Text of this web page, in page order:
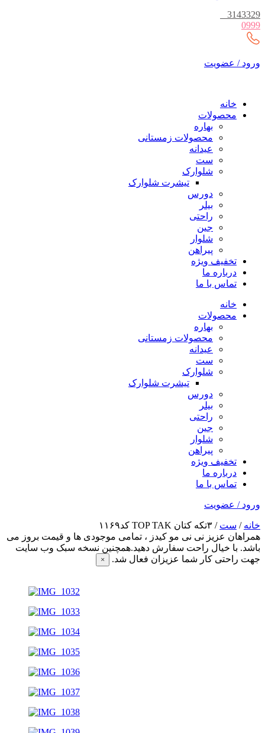
3143329
0999
ورود / عضویت
خانه
محصولات
بهاره
محصولات زمستانی
عیدانه
ست
شلوارک
تیشرت شلوارک
دورس
بیلر
راحتی
جین
شلوار
پیراهن
تخفیف ویژه
درباره ما
تماس با ما
خانه
محصولات
بهاره
محصولات زمستانی
عیدانه
ست
شلوارک
تیشرت شلوارک
دورس
بیلر
راحتی
جین
شلوار
پیراهن
تخفیف ویژه
درباره ما
تماس با ما
ورود / عضویت
خانه / ست / ۳تکه کتان TOP TAK کد۱۱۶۹
همراهان عزیز نی نی مو کیدز ، تمامی موجودی ها و قیمت بروز می
باشد. با خیال راحت سفارش دهید.همچنین نسخه سبک وب سایت
جهت راحتی کار شما عزیزان فعال شد.
×